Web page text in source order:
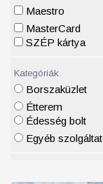
Maestro
MasterCard
SZÉP kártya
Kategóriák
Borszaküzlet
Étterem
Édesség bolt
Egyéb